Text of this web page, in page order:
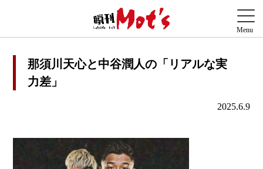
那須川天心と中谷潤人の「リアルな実
力差」
2025.6.9